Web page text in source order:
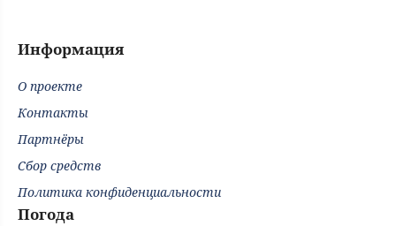
Информация
О проекте
Контакты
Партнёры
Сбор средств
Политика конфиденциальности
Погода